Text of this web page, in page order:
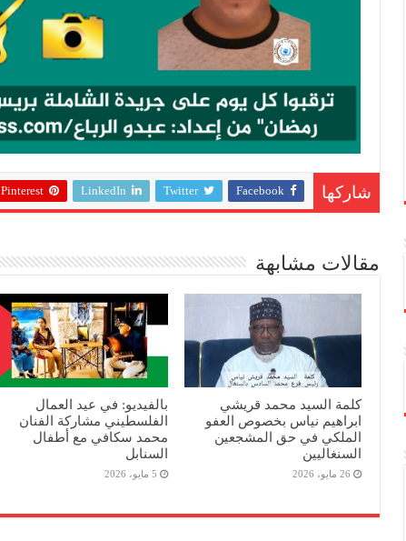
شاركها Facebook
Twitter
LinkedIn
Pinterest
مقالات مشابهة
كلمة السيد محمد قريشي
ابراهيم نياس بخصوص العفو
الملكي في حق المشجعين
السنغاليين
26 مايو، 2026
بالفيديو: في عيد العمال
الفلسطيني مشاركة الفنان
محمد سكافي مع أطفال
السنابل
5 مايو، 2026